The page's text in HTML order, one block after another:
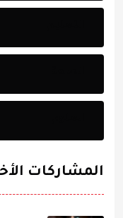
المشاركات